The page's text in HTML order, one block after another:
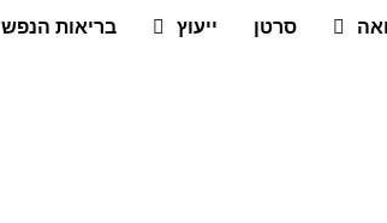
סרטן ייעוץ בריאות הנפש